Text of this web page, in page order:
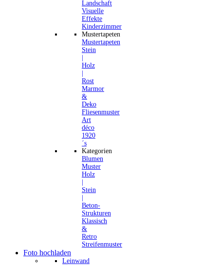
Landschaft
Visuelle
Effekte
Kinderzimmer
Mustertapeten
Mustertapeten
Stein
Holz
Rost
Marmor
&
Deko
Fliesenmuster
Art
déco
1920
´s
Kategorien
Blumen
Muster
Holz
Stein
Beton-
Strukturen
Klassisch
&
Retro
Streifenmuster
Foto hochladen
Leinwand